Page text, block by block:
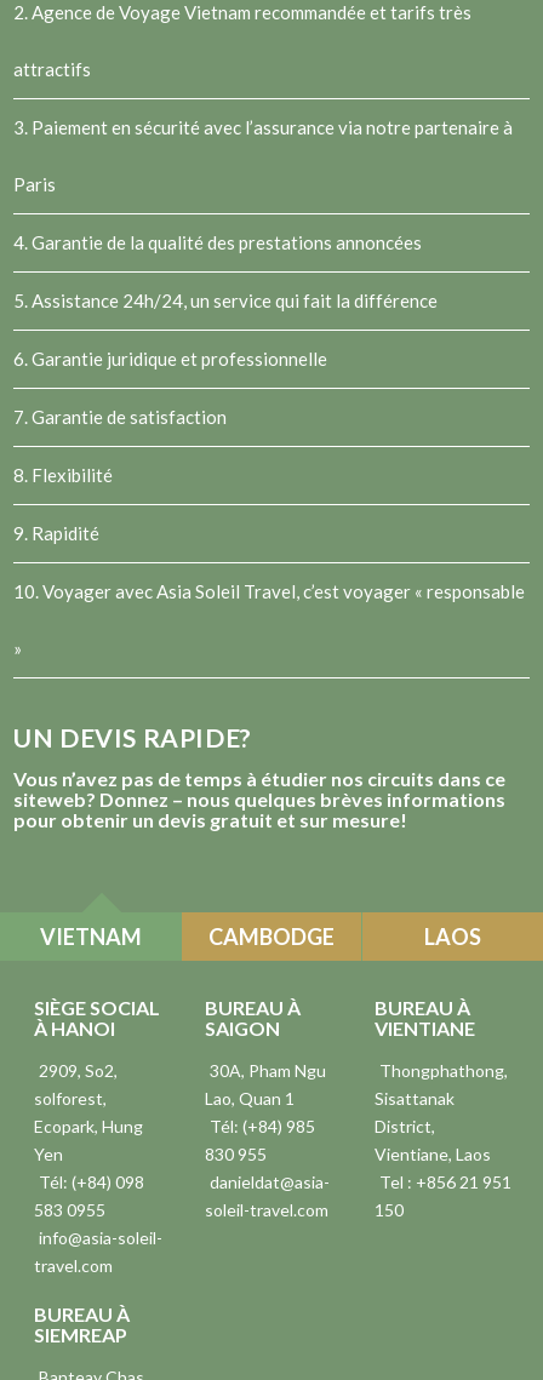
2.Agence de Voyage Vietnam recommandée et tarifs très
attractifs
3. Paiement en sécurité avec l’assurance via notre partenaire à
Paris
4. Garantie de la qualité des prestations annoncées
5. Assistance 24h/24, un service qui fait la différence
6. Garantie juridique et professionnelle
7. Garantie de satisfaction
8. Flexibilité
9. Rapidité
10. Voyager avec Asia Soleil Travel, c’est voyager « responsable
»
UN DEVIS RAPIDE?
Vous n’avez pas de temps à étudier nos circuits dans ce
siteweb? Donnez – nous quelques brèves informations
pour obtenir un devis gratuit et sur mesure!
VIETNAM CAMBODGE LAOS
SIÈGE SOCIAL
À HANOI
2909, So2,
solforest,
Ecopark, Hung
Yen
Tél: (+84) 098
583 0955
info@asia-soleil-
travel.com
BUREAU À
SAIGON
30A, Pham Ngu
Lao, Quan 1
Tél: (+84) 985
830 955
danieldat@asia-
soleil-travel.com
BUREAU À
VIENTIANE
Thongphathong,
Sisattanak
District,
Vientiane, Laos
Tel : +856 21 951
150
BUREAU À
SIEMREAP